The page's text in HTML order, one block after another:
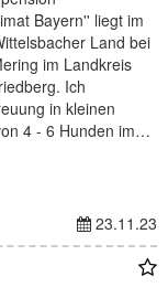
Bayern'' liegt im
Land bei
im Landkreis
Ich
in kleinen
4 - 6 Hunden im…
23.11.23